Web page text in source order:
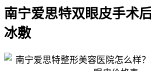
南宁爱思特双眼皮手术
冰敷